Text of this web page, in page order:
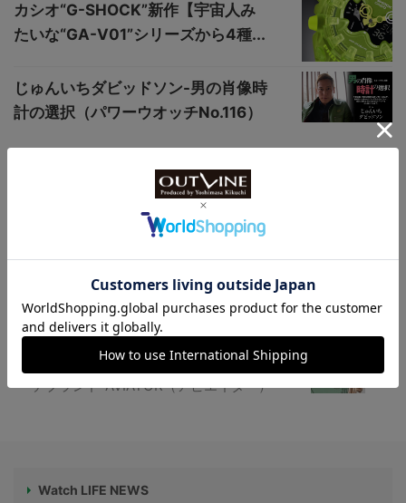
カシオ“G-SHOCK”新作【宇宙人み
たいな“GA-V01”シリーズから4種...
じゅんいちダビッドソン-男の肖像時
計の選択（パワーウオッチNo.116）
なぜ手巻き？コラボの真の狙いは？？【ス
ウォッチ×オーデマ ピゲ】衝撃の話題作“R
【“ダグラスDC-3旅客機”がモチーフ】コ
ックピットなどを再現、パイロットウオッ
チブランド“AVIATOR（アビエイター）”
Watch LIFE NEWS